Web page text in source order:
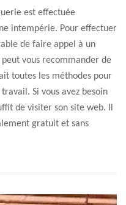
est effectuée
intempérie. Pour effectuer
de faire appel à un
vous recommander de
toutes les méthodes pour
Si vous avez besoin
de visiter son site web. Il
gratuit et sans